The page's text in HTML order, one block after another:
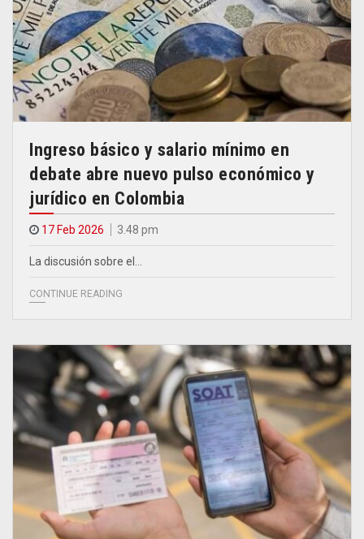
Ingreso básico y salario mínimo en
debate abre nuevo pulso económico y
jurídico en Colombia
17 Feb 2026 3.48 pm
La discusión sobre el…
CONTINUE READING